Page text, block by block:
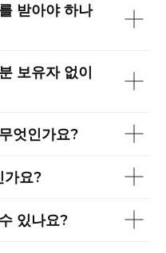
받아야 하나
보유자 없이
엇인가요?
가요?
있나요?